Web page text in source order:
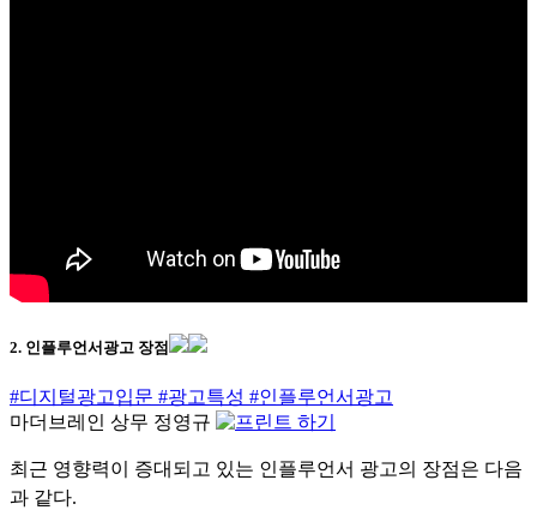
2. 인플루언서광고 장점
#디지털광고입문 #광고특성 #인플루언서광고
마더브레인 상무 정영규
최근 영향력이 증대되고 있는 인플루언서 광고의 장점은 다음
과 같다.